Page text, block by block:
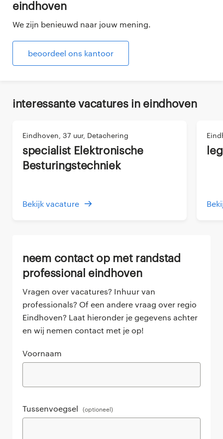
eindhoven
We zijn benieuwd naar jouw mening.
beoordeel ons kantoor
interessante vacatures in eindhoven
Eindhoven, 37 uur, Detachering
Specialist Elektronische
Besturingstechniek
Bekijk vacature
neem contact op met randstad
professional eindhoven
Vragen over vacatures? Inhuur van
professionals? Of een andere vraag over regio
Eindhoven? Laat hieronder je gegevens achter
en wij nemen contact met je op!
Voornaam
Tussenvoegsel (optioneel)